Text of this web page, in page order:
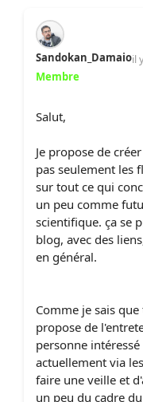
Sandokan_Damaioil
Membre
Salut,
Je propose de
pas seulement les
sur tout ce qui
un peu comme
scientifique. ça se
blog, avec des
en général.
Comme je sais
propose de
personne
actuellement via
faire une veille et
un peu du cadre